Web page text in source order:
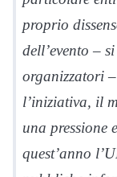
proprio
dell’evento –
organizzatori
l’iniziativa, il
una pressione
quest’anno